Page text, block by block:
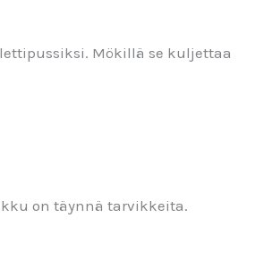
Mökillä se kuljettaa
on täynnä tarvikkeita.